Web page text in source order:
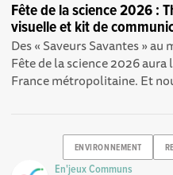
Fête de la science 2026 :
visuelle et kit de
Des « Saveurs Savantes »
Fête de la science 2026 aura
France métropolitaine. Et
ENVIRONNEMENT
En'jeux Communs